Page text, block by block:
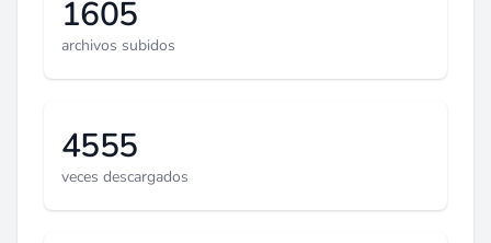
1605
archivos subidos
4555
veces descargados